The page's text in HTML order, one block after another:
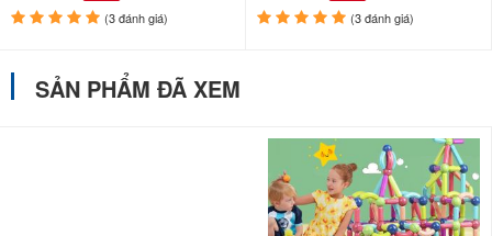
(3 đánh giá) (3 đánh giá)
SẢN PHẨM ĐÃ XEM